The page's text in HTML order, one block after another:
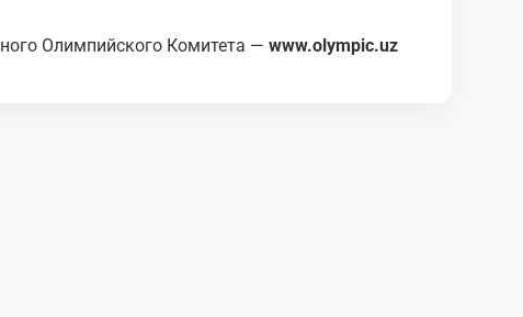
Олимпийского Комитета — www.olympic.uz